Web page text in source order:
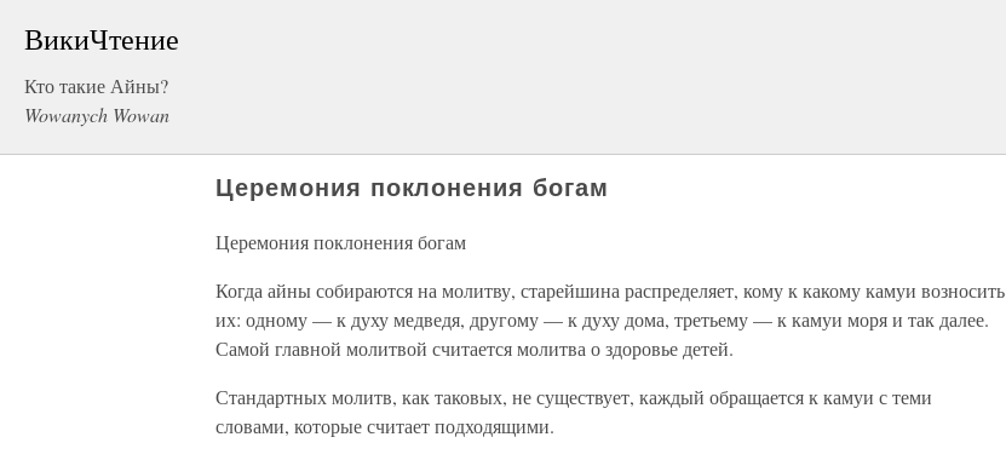
ВикиЧтение
Кто такие Айны?
Wowanych Wowan
Церемония поклонения богам
Церемония поклонения богам
Когда айны собираются на молитву, старейшина распределяет, кому к какому камуи возносить
их: одному — к духу медведя, другому — к духу дома, третьему — к камуи моря и так далее.
Самой главной молитвой считается молитва о здоровье детей.
Стандартных молитв, как таковых, не существует, каждый обращается к камуи с теми
словами, которые считает подходящими.